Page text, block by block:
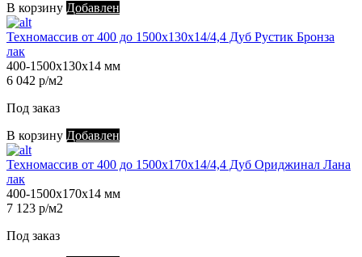
В корзину Добавлен
Техномассив от 400 до 1500х130х14/4,4 Дуб Рустик Бронза
лак
400-1500х130х14 мм
6 042 р/м2
Под заказ
В корзину Добавлен
Техномассив от 400 до 1500х170х14/4,4 Дуб Ориджинал Лана
лак
400-1500х170х14 мм
7 123 р/м2
Под заказ